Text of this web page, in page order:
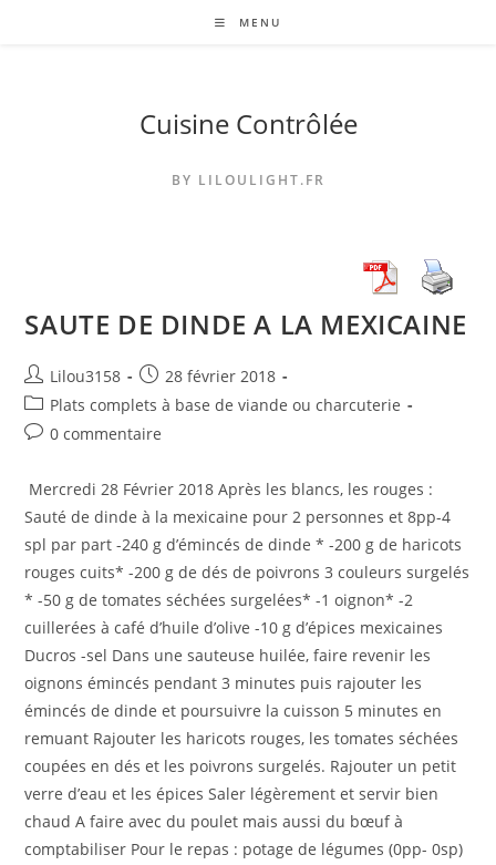
MENU
Cuisine Contrôlée
BY LILOULIGHT.FR
SAUTE DE DINDE A LA MEXICAINE
Auteur/autrice
de
la
publication :
Lilou3158
Publication
publiée :
28 février 2018
Post
category:
Plats complets à base de viande ou charcuterie
Commentaires
la
publication :
0 commentaire
Mercredi 28 Février 2018 Après les blancs, les rouges :
Sauté de dinde à la mexicaine pour 2 personnes et 8pp-4
spl par part -240 g d’émincés de dinde * -200 g de haricots
rouges cuits* -200 g de dés de poivrons 3 couleurs surgelés
* -50 g de tomates séchées surgelées* -1 oignon* -2
cuillerées à café d’huile d’olive -10 g d’épices mexicaines
Ducros -sel Dans une sauteuse huilée, faire revenir les
oignons émincés pendant 3 minutes puis rajouter les
émincés de dinde et poursuivre la cuisson 5 minutes en
remuant Rajouter les haricots rouges, les tomates séchées
coupées en dés et les poivrons surgelés. Rajouter un petit
verre d’eau et les épices Saler légèrement et servir bien
chaud A faire avec du poulet mais aussi du bœuf à
comptabiliser Pour le repas : potage de légumes (0pp- 0sp)